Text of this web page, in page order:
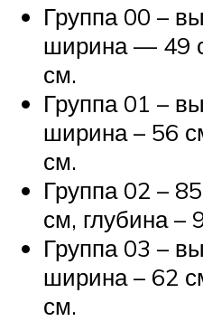
Группа 00 –
ширина — 49
см.
Группа 01 –
ширина – 56
см.
Группа 02 –
см, глубина –
Группа 03 –
ширина – 62
см.